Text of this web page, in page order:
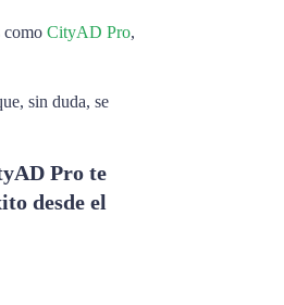
como CityAD Pro,
sin duda, se
Pro te
desde el